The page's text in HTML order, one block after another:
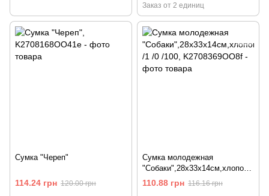
Заказ от 2 единиц
Сумка "Череп"
114.24 грн 120.00 грн
Сумка молодежная
"Собаки",28х33х14см,хлопок,
молния,подклад /1 /0 /100
110.88 грн 116.16 грн